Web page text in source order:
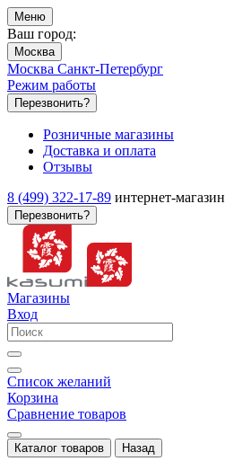
Меню
Ваш город:
Москва
Москва Санкт-Петербург
Режим работы
Перезвонить?
Розничные магазины
Доставка и оплата
Отзывы
8 (499) 322-17-89 интернет-магазин
Перезвонить?
Магазины
Вход
Список желаний
Корзина
Сравнение товаров
Каталог товаров Назад